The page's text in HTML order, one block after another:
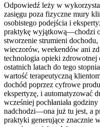
Odpowiedź leży w
zasięgu poza fizyczne mury
osobistego podejścia i
praktykę wyjątkową—chodzi
stworzenie strumieni
wieczorów, weekendów ani
technologia opieki zdrowotnej
ostatnich latach do tego
wartość terapeutyczną
dochód poprzez cyfrowe
ekspertyzę, i automatyzować
wcześniej pochłaniała
nadchodzi—ona już tu jest, a
praktyki generujące znacznie